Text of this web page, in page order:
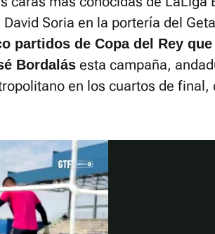
Soria en la portería del
partidos de Copa del Rey que
Bordalás esta campaña,
en los cuartos de final,